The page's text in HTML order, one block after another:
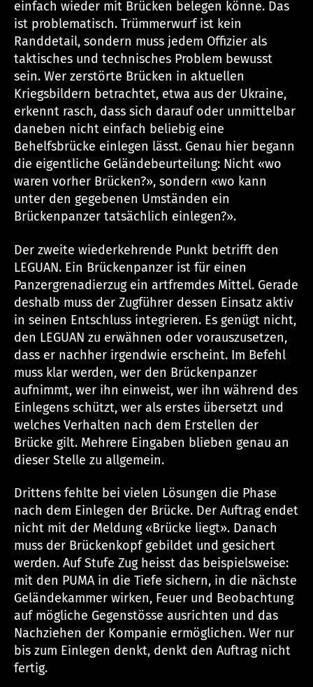
einfach wieder mit Brücken belegen könne. Das
ist problematisch. Trümmerwurf ist kein
Randdetail, sondern muss jedem Offizier als
taktisches und technisches Problem bewusst
sein. Wer zerstörte Brücken in aktuellen
Kriegsbildern betrachtet, etwa aus der Ukraine,
erkennt rasch, dass sich darauf oder unmittelbar
daneben nicht einfach beliebig eine
Behelfsbrücke einlegen lässt. Genau hier begann
die eigentliche Geländebeurteilung: Nicht «wo
waren vorher Brücken?», sondern «wo kann
unter den gegebenen Umständen ein
Brückenpanzer tatsächlich einlegen?».
Der zweite wiederkehrende Punkt betrifft den
LEGUAN. Ein Brückenpanzer ist für einen
Panzergrenadierzug ein artfremdes Mittel. Gerade
deshalb muss der Zugführer dessen Einsatz aktiv
in seinen Entschluss integrieren. Es genügt nicht,
den LEGUAN zu erwähnen oder vorauszusetzen,
dass er nachher irgendwie erscheint. Im Befehl
muss klar werden, wer den Brückenpanzer
aufnimmt, wer ihn einweist, wer ihn während des
Einlegens schützt, wer als erstes übersetzt und
welches Verhalten nach dem Erstellen der
Brücke gilt. Mehrere Eingaben blieben genau an
dieser Stelle zu allgemein.
Drittens fehlte bei vielen Lösungen die Phase
nach dem Einlegen der Brücke. Der Auftrag endet
nicht mit der Meldung «Brücke liegt». Danach
muss der Brückenkopf gebildet und gesichert
werden. Auf Stufe Zug heisst das beispielsweise:
mit den PUMA in die Tiefe sichern, in die nächste
Geländekammer wirken, Feuer und Beobachtung
auf mögliche Gegenstösse ausrichten und das
Nachziehen der Kompanie ermöglichen. Wer nur
bis zum Einlegen denkt, denkt den Auftrag nicht
fertig.